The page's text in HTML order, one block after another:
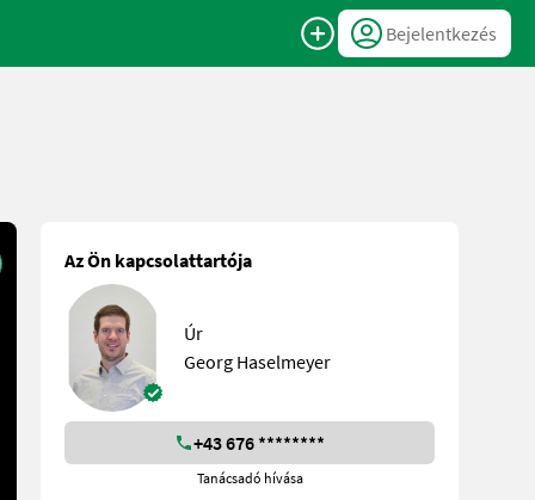
Bejelentkezés
Az Ön kapcsolattartója
Úr
Georg Haselmeyer
+43 676 ********
Tanácsadó hívása